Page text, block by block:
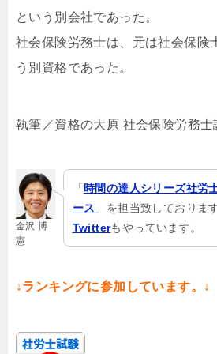
という別会社であった。
社会保険労務士は、元は社会保険
う別資格であった。
執筆／資格の大原 社会保険労務士
金沢 博
憲
「 時間の達人シリーズ社労
ース 」を担当致しております
Twitterもやっています。
↓ランキングに参加しています。↓